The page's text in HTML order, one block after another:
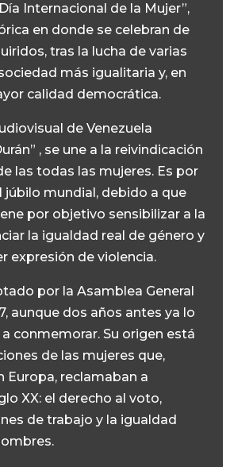
Internacional de la Mujer”,
en donde se celebran de
tras la lucha de varias
más igualitaria y, en
calidad democrática.
de Venezuela
, se une a la reivindicación
las todas las mujeres. Es por
júbilo mundial, debido a que
por objetivo sensibilizar a la
la igualdad real de género y
expresión de violencia.
por la Asamblea General
aunque dos años antes ya lo
conmemorar. Su origen está
de las mujeres que,
Europa, reclamaban a
XX: el derecho al voto,
de trabajo y la igualdad